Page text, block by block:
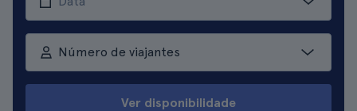
Número de viajantes
Ver disponibilidade